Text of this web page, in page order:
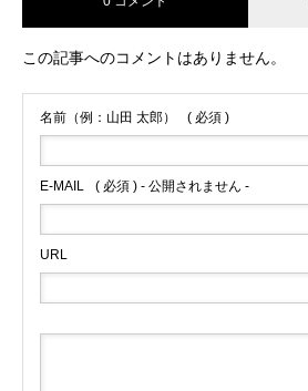
この記事へのコメントはありません。
名前（例：山田 太郎） ( 必須 )
E-MAIL ( 必須 ) - 公開されません -
URL